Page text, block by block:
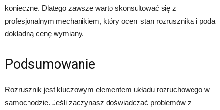
konieczne. Dlatego zawsze warto skonsultować się z
profesjonalnym mechanikiem, który oceni stan rozrusznika i poda
dokładną cenę wymiany.
Podsumowanie
Rozrusznik jest kluczowym elementem układu rozruchowego w
samochodzie. Jeśli zaczynasz doświadczać problemów z